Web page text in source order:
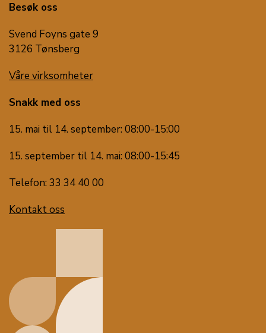
Besøk oss
Svend Foyns gate 9
3126 Tønsberg
Våre virksomheter
Snakk med oss
15. mai til 14. september: 08:00-15:00
15. september til 14. mai: 08:00-15:45
Telefon: 33 34 40 00
Kontakt oss